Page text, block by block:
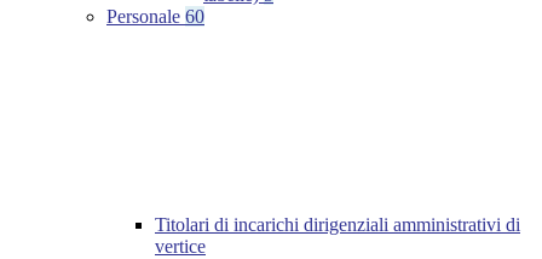
Personale 60
Titolari di incarichi dirigenziali amministrativi di
vertice